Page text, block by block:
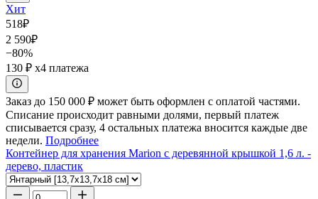
Хит
518₽
2 590₽
−80%
130 ₽ x4 платежа
Заказ до 150 000 ₽ может быть оформлен с оплатой частями.
Списание происходит равными долями, первый платеж
списывается сразу, 4 остальных платежа вносится каждые две
недели. Подробнее
Контейнер для хранения Marion с деревянной крышкой 1,6 л. -
дерево, пластик